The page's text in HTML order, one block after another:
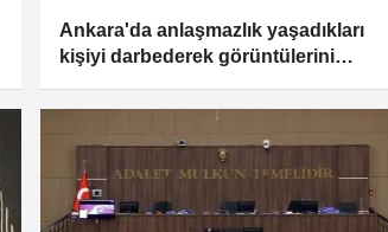
Ankara'da anlaşmazlık yaşadıkları
kişiyi darbederek görüntülerini